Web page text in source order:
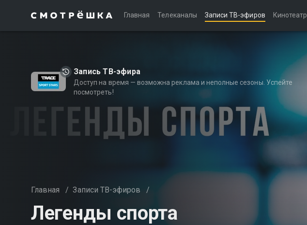
Главная Телеканалы Записи ТВ-эфиров Кинотеатр
Запись ТВ-эфира
Доступ на время — возможна реклама и неполные сезоны. Успейте
посмотреть!
Главная / Записи ТВ-эфиров /
Легенды спорта